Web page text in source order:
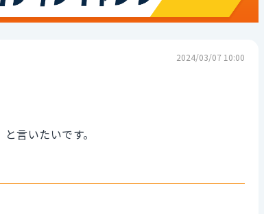
2024/03/07 10:00
言いたいです。